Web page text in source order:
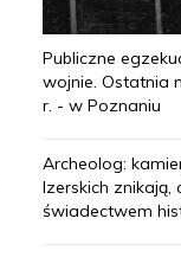
Publiczne
wojnie. Ostatnia
r. - w Poznaniu
Archeolog:
Izerskich znikają,
świadectwem